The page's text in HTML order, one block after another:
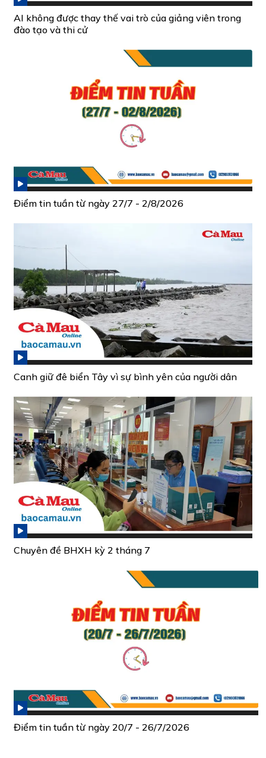
AI không được thay thế vai trò của giảng viên trong
đào tạo và thi cử
Điểm tin tuần từ ngày 27/7 - 2/8/2026
Canh giữ đê biển Tây vì sự bình yên của người dân
Chuyên đề BHXH kỳ 2 tháng 7
Điểm tin tuần từ ngày 20/7 - 26/7/2026